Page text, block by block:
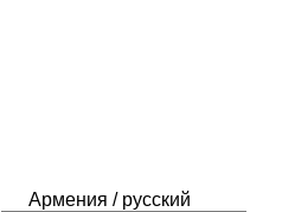
Армения / русский